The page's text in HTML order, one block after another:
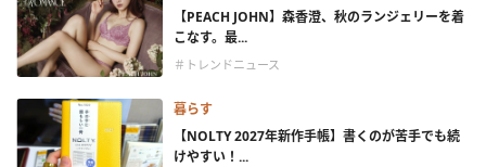
【PEACH JOHN】森香澄、秋のランジェリーを着
こなす。最...
＃トレンドニュース
暮らす
【NOLTY 2027年新作手帳】書くのが苦手でも続
けやすい！...